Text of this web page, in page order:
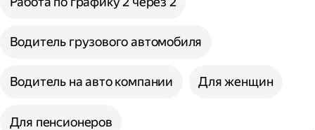
Водитель грузового автомобиля
Водитель на авто компании Для женщин
Для пенсионеров